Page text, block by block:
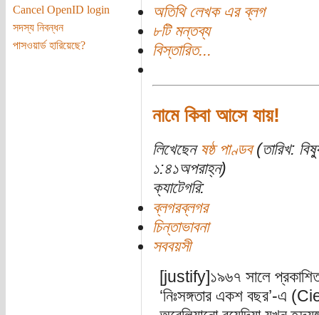
Cancel OpenID login
সদস্য নিবন্ধন
পাসওয়ার্ড হারিয়েছে?
অতিথি লেখক এর ব্লগ
৮টি মন্তব্য
বিস্তারিত...
নামে কিবা আসে যায়!
লিখেছেন ষষ্ঠ পাণ্ডব(তারিখ:
১:৪১অপরাহ্ন)
ক্যাটেগরি:
ব্লগরব্লগর
চিন্তাভাবনা
সববয়সী
[justify]১৯৬৭ সালে প্রকাশিত
‘নিঃসঙ্গতার একশ বছর’-এ